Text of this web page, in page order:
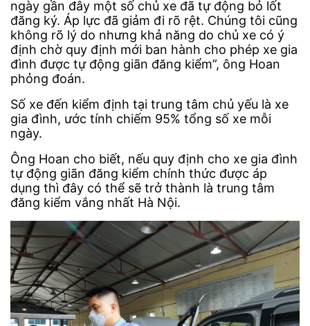
ngày gần đây một số chủ xe đã tự động bỏ lốt
đăng ký. Áp lực đã giảm đi rõ rệt. Chúng tôi cũng
không rõ lý do nhưng khả năng do chủ xe có ý
định chờ quy định mới ban hành cho phép xe gia
đình được tự động giãn đăng kiểm”, ông Hoan
phỏng đoán.
Số xe đến kiểm định tại trung tâm chủ yếu là xe
gia đình, ước tính chiếm 95% tổng số xe mỗi
ngày.
Ông Hoan cho biết, nếu quy định cho xe gia đình
tự động giãn đăng kiểm chính thức được áp
dụng thì đây có thể sẽ trở thành là trung tâm
đăng kiểm vắng nhất Hà Nội.